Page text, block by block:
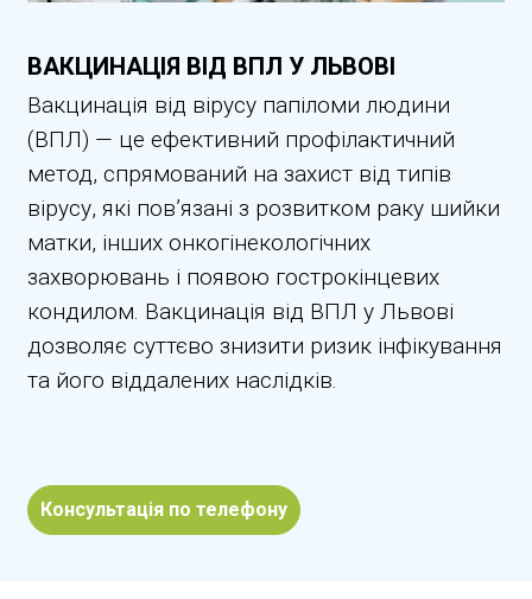
ВАКЦИНАЦІЯ ВІД ВПЛ У ЛЬВОВІ
Вакцинація від вірусу папіломи людини
(ВПЛ) — це ефективний профілактичний
метод, спрямований на захист від типів
вірусу, які пов’язані з розвитком раку шийки
матки, інших онкогінекологічних
захворювань і появою гострокінцевих
кондилом. Вакцинація від ВПЛ у Львові
дозволяє суттєво знизити ризик інфікування
та його віддалених наслідків.
Консультація по телефону